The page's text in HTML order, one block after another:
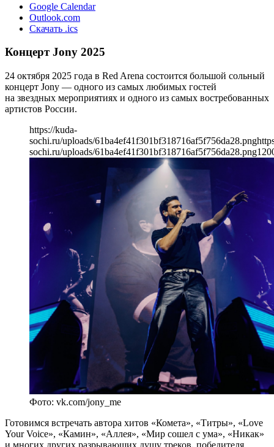
Google Calendar
Outlook.com
Скачать .ics
Концерт Jony 2025
24 октября 2025 года в Red Arena состоится большой сольный
концерт Jony — одного из самых любимых гостей
на звездных мероприятиях и одного из самых востребованных
артистов России.
https://kuda-
sochi.ru/uploads/61ba4ef41f301bf318716af5f756da28.png
sochi.ru/uploads/61ba4ef41f301bf318716af5f756da28.png
Фото: vk.com/jony_me
Готовимся встречать автора хитов «Комета», «Титры», «Love
Your Voice», «Камин», «Аллея», «Мир сошел с ума», «Никак»
и многих других разрывающих душу треков, победителя